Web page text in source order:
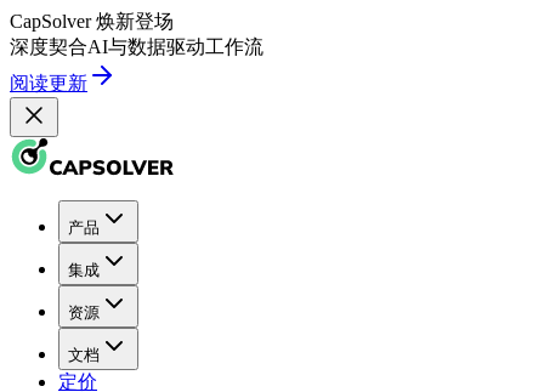
CapSolver 焕新登场
深度契合AI与数据驱动工作流
阅读更新
产品
集成
资源
文档
定价